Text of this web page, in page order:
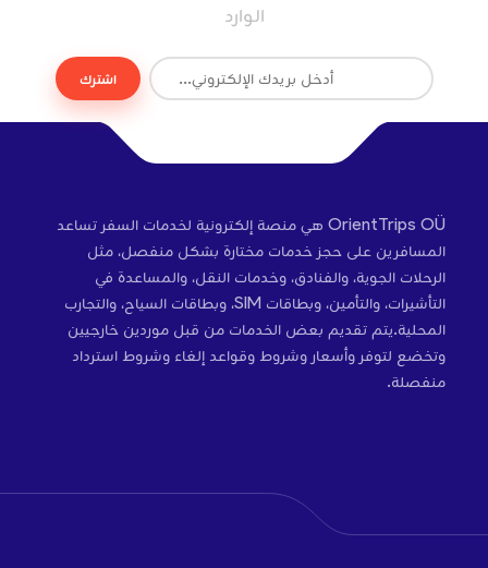
الوارد
اشترك
OrientTrips OÜ هي منصة إلكترونية لخدمات السفر تساعد
المسافرين على حجز خدمات مختارة بشكل منفصل، مثل
الرحلات الجوية، والفنادق، وخدمات النقل، والمساعدة في
التأشيرات، والتأمين، وبطاقات SIM، وبطاقات السياح، والتجارب
المحلية.يتم تقديم بعض الخدمات من قبل موردين خارجيين
وتخضع لتوفر وأسعار وشروط وقواعد إلغاء وشروط استرداد
منفصلة.